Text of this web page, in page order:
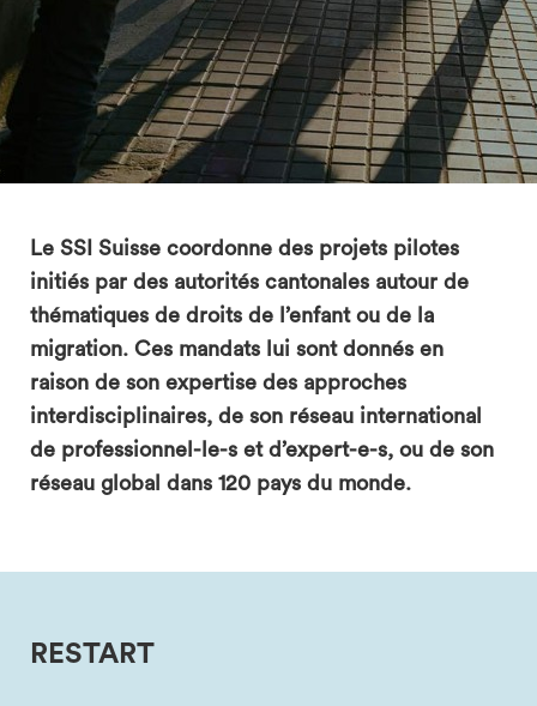
search
Le SSI Suisse coordonne des projets pilotes
initiés par des autorités cantonales autour de
thématiques de droits de l’enfant ou de la
migration. Ces mandats lui sont donnés en
raison de son expertise des approches
interdisciplinaires, de son réseau international
de professionnel-le-s et d’expert-e-s, ou de son
réseau global dans 120 pays du monde.
RESTART